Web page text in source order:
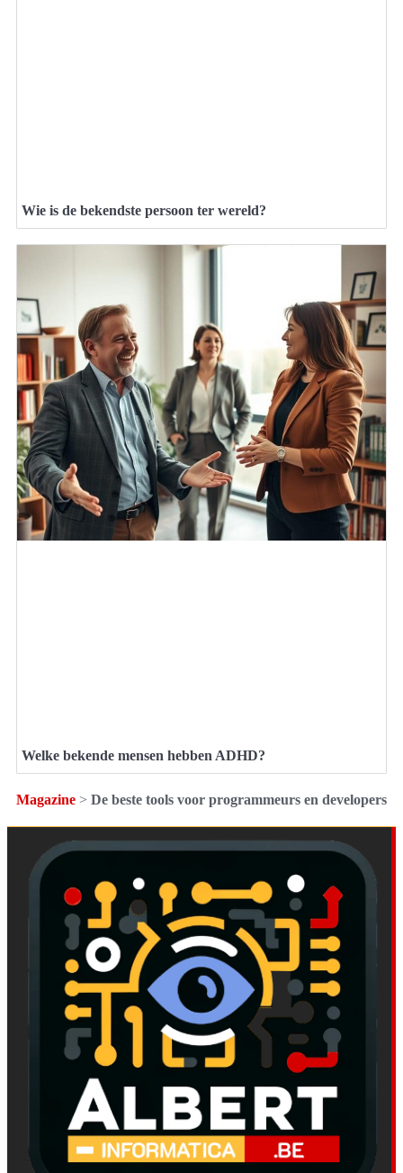
Wie is de bekendste persoon ter wereld?
Welke bekende mensen hebben ADHD?
Magazine > De beste tools voor programmeurs en developers